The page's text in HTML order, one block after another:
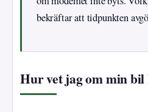
bekräftar att tidpunkten
Hur vet jag om min